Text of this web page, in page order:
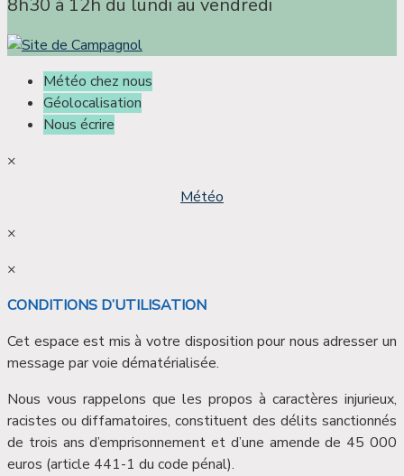
8h30 à 12h du lundi au vendredi
Météo chez nous
Géolocalisation
Nous écrire
×
Météo
×
×
CONDITIONS D’UTILISATION
Cet espace est mis à votre disposition pour nous adresser un
message par voie dématérialisée.
Nous vous rappelons que les propos à caractères injurieux,
racistes ou diffamatoires, constituent des délits sanctionnés
de trois ans d’emprisonnement et d’une amende de 45 000
euros (article 441-1 du code pénal).